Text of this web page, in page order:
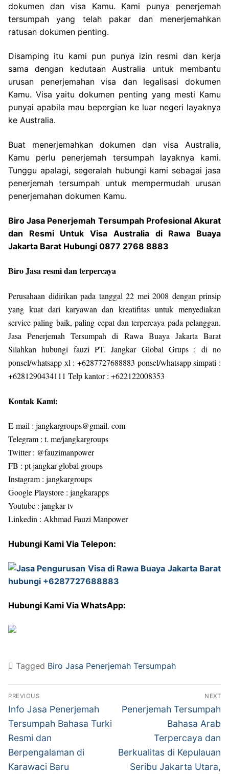
dokumen dan visa Kamu. Kami punya penerjemah
tersumpah yang telah pakar dan menerjemahkan
ratusan dokumen penting.
Disamping itu kami pun punya izin resmi dan kerja
sama dengan kedutaan Australia untuk membantu
urusan penerjemahan visa dan legalisasi dokumen
Kamu. Visa yaitu dokumen penting yang mesti Kamu
punyai apabila mau bepergian ke luar negeri layaknya
ke Australia.
Buat menerjemahkan dokumen dan visa Australia,
Kamu perlu penerjemah tersumpah layaknya kami.
Tunggu apalagi, segeralah hubungi kami sebagai jasa
penerjemah tersumpah untuk mempermudah urusan
penerjemahan dokumen Kamu.
Biro Jasa Penerjemah Tersumpah Profesional Akurat
dan Resmi Untuk Visa Australia di Rawa Buaya
Jakarta Barat Hubungi 0877 2768 8883
Biro Jasa resmi dan terpercaya
Perusahaan didirikan pada tanggal 22 mei 2008 dengan prinsip
yang kuat dari karyawan dan kreatifitas untuk menyediakan
service paling baik, paling cepat dan terpercaya pada pelanggan.
Jasa Penerjemah Tersumpah di Rawa Buaya Jakarta Barat
Silahkan hubungi fauzi PT. Jangkar Global Grups : di no
ponsel/whatsapp xl : +6287727688883 ponsel/whatsapp simpati :
+6281290434111 Telp kantor : +622122008353
Kontak Kami:
E-mail : jangkargroups@gmail. com
Telegram : t. me/jangkargroups
Twitter : @fauzimanpower
FB : pt jangkar global groups
Instagram : jangkargroups
Google Playstore : jangkarapps
Youtube : jangkar tv
Linkedin : Akhmad Fauzi Manpower
Hubungi Kami Via Telepon:
Hubungi Kami Via WhatsApp:
Tagged Biro Jasa Penerjemah Tersumpah
Post
navigation
PREVIOUS
Previous
post:
Info Jasa Penerjemah
Tersumpah Bahasa Turki
Resmi dan
Berpengalaman di
Karawaci Baru
NEXT
Next
Penerjemah Tersumpah
Bahasa Arab
Terpercaya dan
Berkualitas di Kepulauan
Seribu Jakarta Utara,